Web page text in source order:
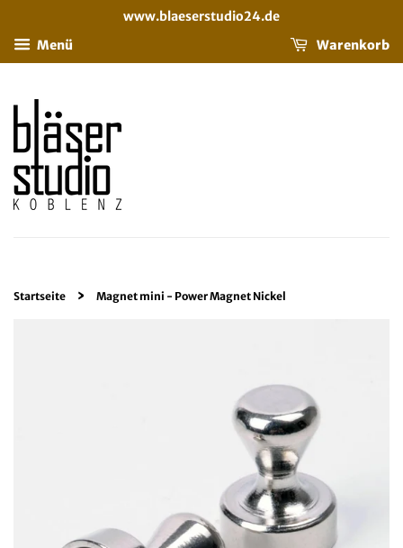
www.blaeserstudio24.de
Menü
Warenkorb
Startseite › Magnet mini - Power Magnet Nickel